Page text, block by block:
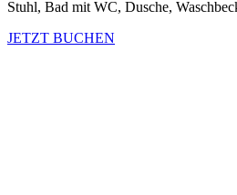
Stuhl, Bad mit WC, Dusche,
JETZT BUCHEN